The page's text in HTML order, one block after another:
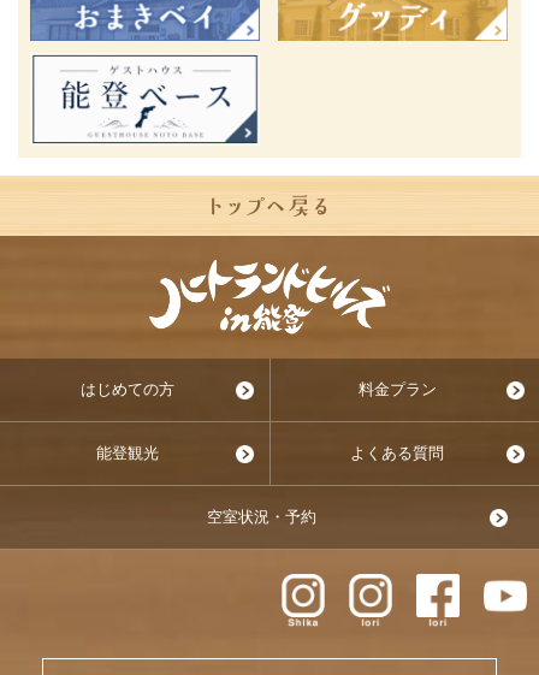
はじめての方 料金プラン
能登観光 よくある質問
空室状況・予約